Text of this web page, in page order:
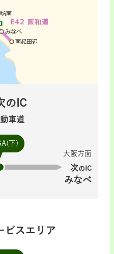
のIC
車道
下)
大阪方面
次のIC
みなべ
ビスエリア